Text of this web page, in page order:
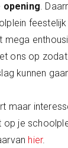
.
mega
ons op
kunnen
maar
je
hier.